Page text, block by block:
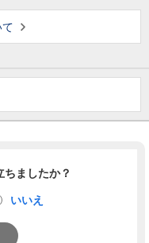
ちましたか？
いいえ